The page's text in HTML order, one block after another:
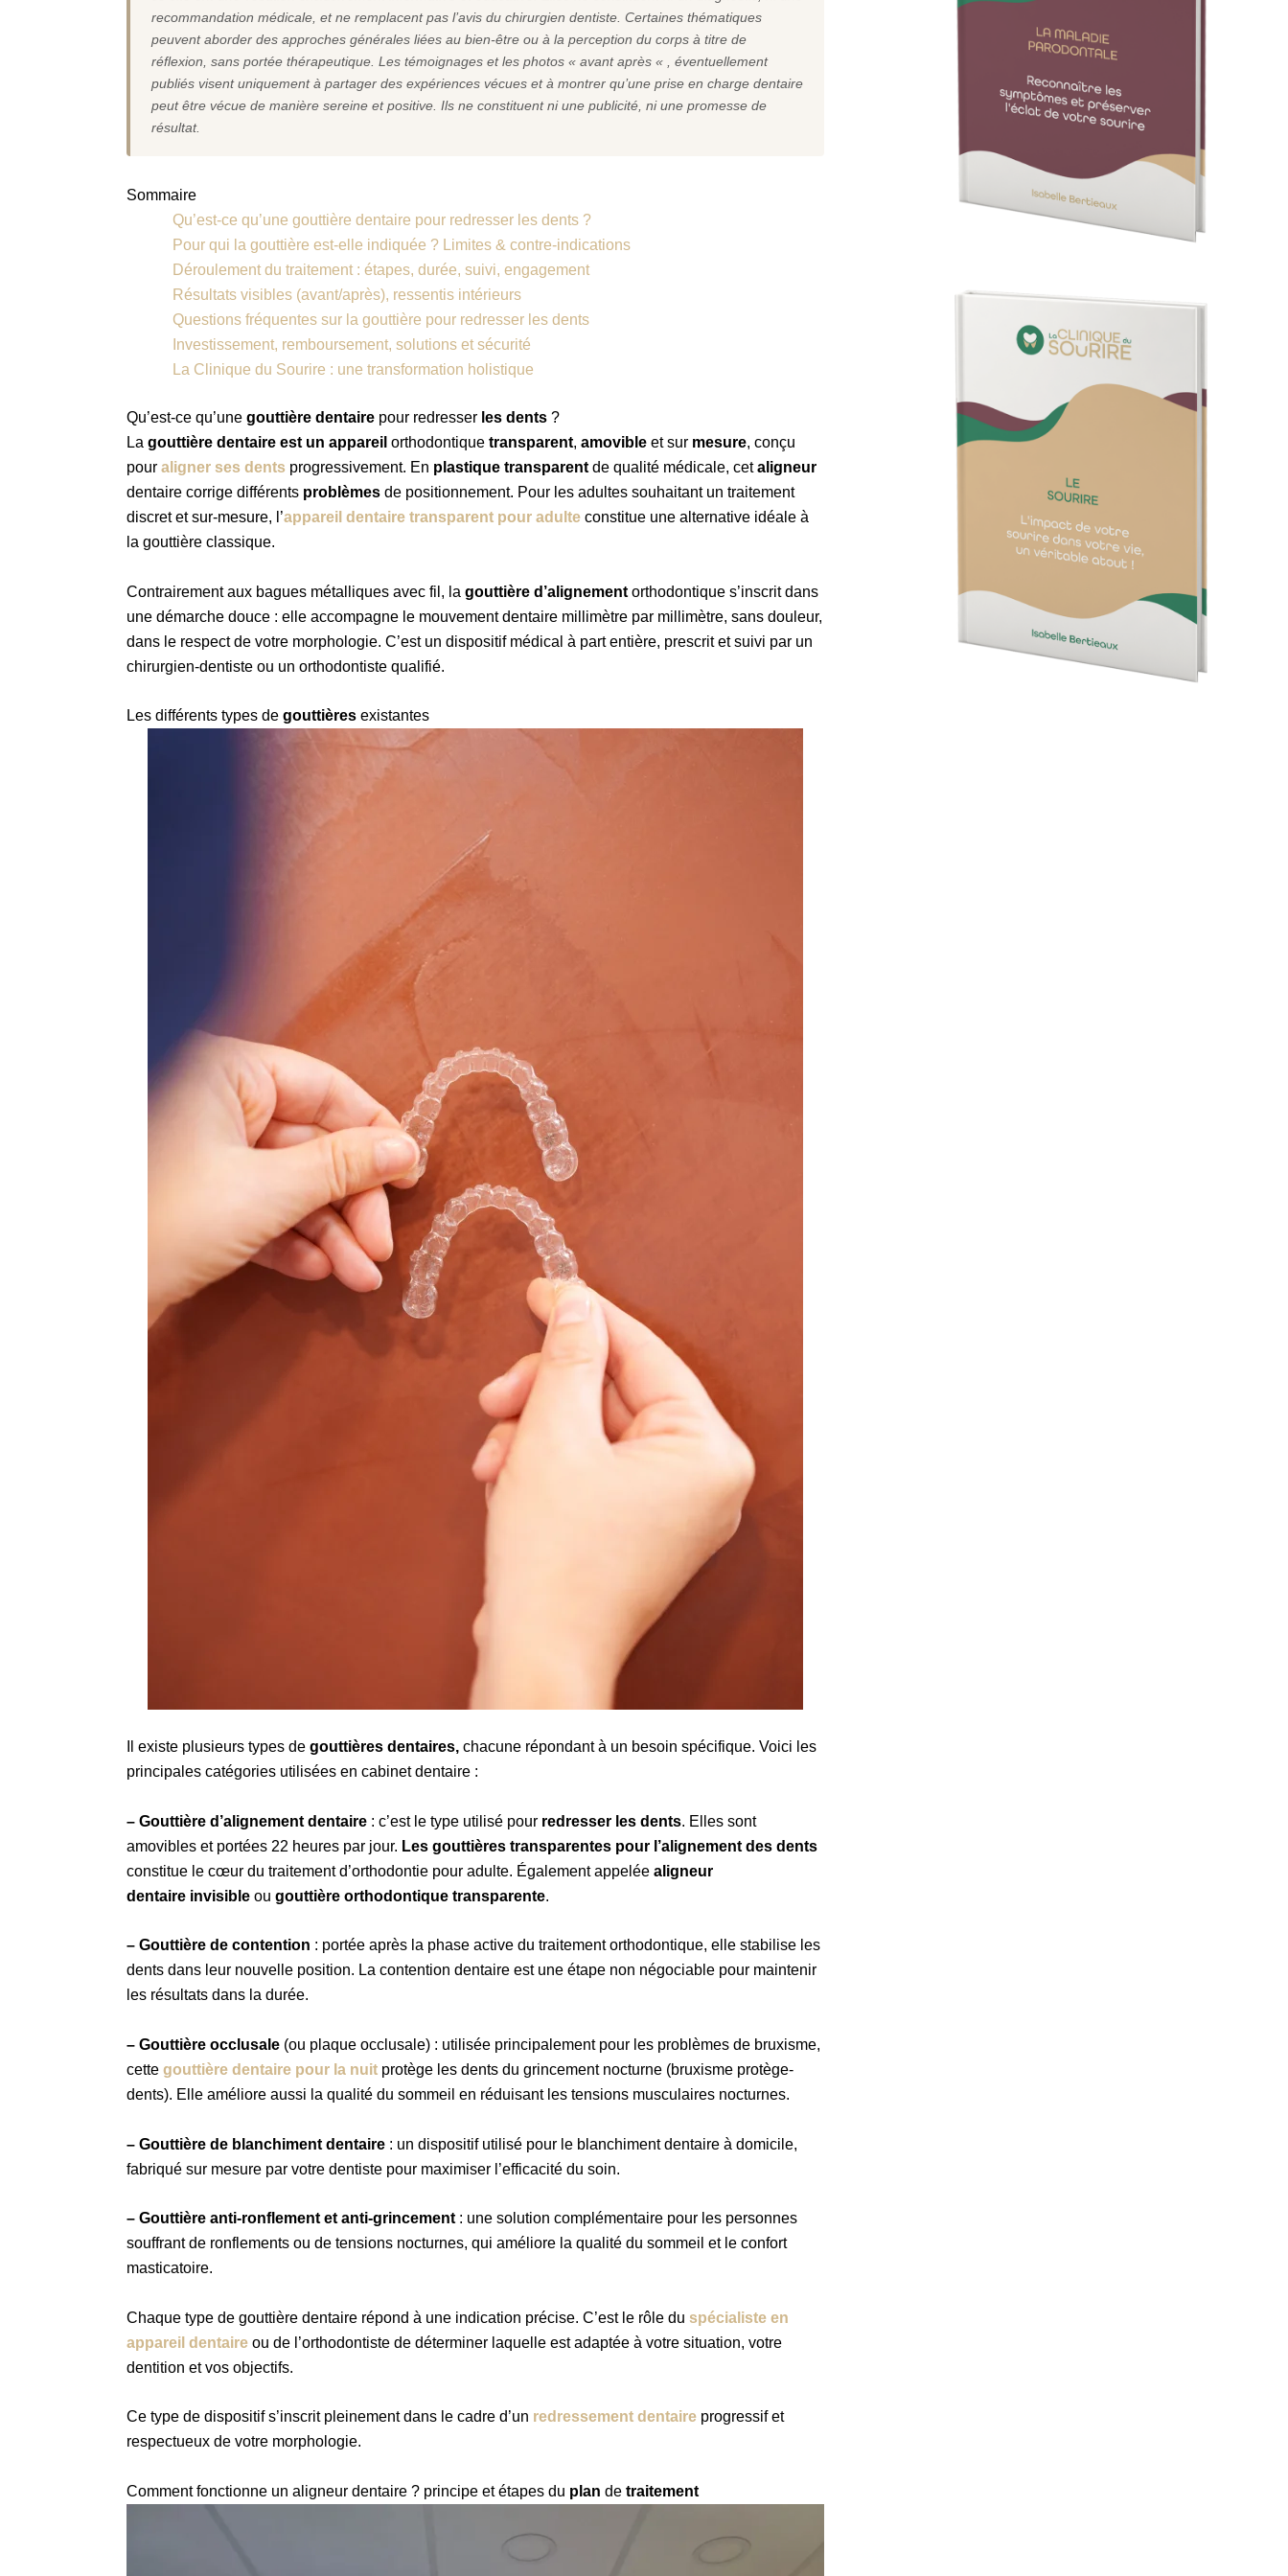
recommandation médicale, et ne remplacent pas l’avis du chirurgien dentiste. Certaines thématiques
peuvent aborder des approches générales liées au bien-être ou à la perception du corps à titre de
réflexion, sans portée thérapeutique. Les témoignages et les photos « avant après « , éventuellement
publiés visent uniquement à partager des expériences vécues et à montrer qu’une prise en charge dentaire
peut être vécue de manière sereine et positive. Ils ne constituent ni une publicité, ni une promesse de
résultat.
Sommaire
Qu’est-ce qu’une gouttière dentaire pour redresser les dents ?
Pour qui la gouttière est-elle indiquée ? Limites & contre-indications
Déroulement du traitement : étapes, durée, suivi, engagement
Résultats visibles (avant/après), ressentis intérieurs
Questions fréquentes sur la gouttière pour redresser les dents
Investissement, remboursement, solutions et sécurité
La Clinique du Sourire : une transformation holistique
Qu’est-ce qu’une gouttière dentaire pour redresser les dents ?
La gouttière dentaire est un appareil orthodontique transparent, amovible et sur mesure, conçu
pour aligner ses dents progressivement. En plastique transparent de qualité médicale, cetaligneur
dentaire corrige différents problèmes de positionnement. Pour les adultes souhaitant un traitement
discret et sur-mesure, l’appareil dentaire transparent pour adulte constitue une alternative idéale à
la gouttière classique.
Contrairement aux bagues métalliques avec fil, la gouttière d’alignement orthodontique s’inscrit dans
une démarche douce : elle accompagne le mouvement dentaire millimètre par millimètre, sans douleur,
dans le respect de votre morphologie. C’est un dispositif médical à part entière, prescrit et suivi par un
chirurgien-dentiste ou un orthodontiste qualifié.
Les différents types de gouttières existantes
Il existe plusieurs types de gouttières dentaires, chacune répondant à un besoin spécifique. Voici les
principales catégories utilisées en cabinet dentaire :
– Gouttière d’alignement dentaire : c’est le type utilisé pour redresser les dents. Elles sont
amovibles et portées 22 heures par jour. Les gouttières transparentes pour l’alignement des dents
constitue le cœur du traitement d’orthodontie pour adulte. Également appelée aligneur
dentaire invisible ou gouttière orthodontique transparente.
– Gouttière de contention : portée après la phase active du traitement orthodontique, elle stabilise les
dents dans leur nouvelle position. La contention dentaire est une étape non négociable pour maintenir
les résultats dans la durée.
– Gouttière occlusale (ou plaque occlusale) : utilisée principalement pour les problèmes de bruxisme,
cette gouttière dentaire pour la nuit protège les dents du grincement nocturne (bruxisme protège-
dents). Elle améliore aussi la qualité du sommeil en réduisant les tensions musculaires nocturnes.
– Gouttière de blanchiment dentaire : un dispositif utilisé pour le blanchiment dentaire à domicile,
fabriqué sur mesure par votre dentiste pour maximiser l’efficacité du soin.
– Gouttière anti-ronflement et anti-grincement : une solution complémentaire pour les personnes
souffrant de ronflements ou de tensions nocturnes, qui améliore la qualité du sommeil et le confort
masticatoire.
Chaque type de gouttière dentaire répond à une indication précise. C’est le rôle du spécialiste en
appareil dentaire ou de l’orthodontiste de déterminer laquelle est adaptée à votre situation, votre
dentition et vos objectifs.
Ce type de dispositif s’inscrit pleinement dans le cadre d’un redressement dentaire progressif et
respectueux de votre morphologie.
Comment fonctionne un aligneur dentaire ? principe et étapes du plan de traitement